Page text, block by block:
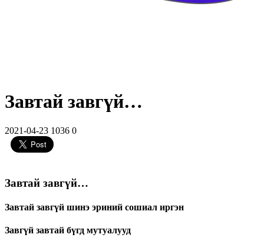
Завтай завгүй…
2021-04-23 1036 0
Завтай завгүй…
Завтай завгүй шинэ эриний сошиал иргэн
Завгүй завтай бүгд мутуалууд